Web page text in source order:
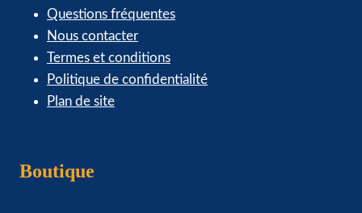
Questions fréquentes
Nous contacter
Termes et conditions
Politique de confidentialité
Plan de site
Boutique